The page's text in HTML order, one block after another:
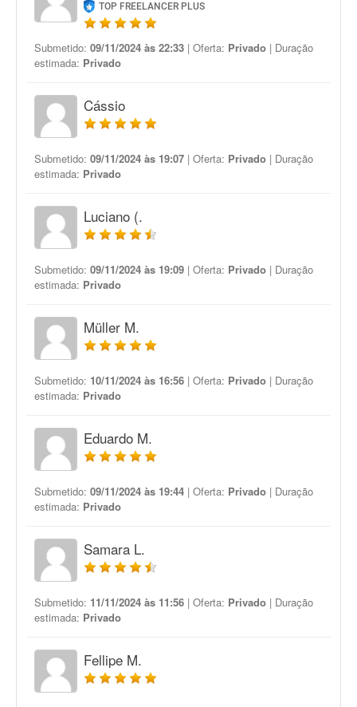
TOP FREELANCER PLUS
Submetido: 09/11/2024 às 22:33 | Oferta: Privado | Duração
estimada: Privado
Cássio
Submetido: 09/11/2024 às 19:07 | Oferta: Privado | Duração
estimada: Privado
Luciano (.
Submetido: 09/11/2024 às 19:09 | Oferta: Privado | Duração
estimada: Privado
Müller M.
Submetido: 10/11/2024 às 16:56 | Oferta: Privado | Duração
estimada: Privado
Eduardo M.
Submetido: 09/11/2024 às 19:44 | Oferta: Privado | Duração
estimada: Privado
Samara L.
Submetido: 11/11/2024 às 11:56 | Oferta: Privado | Duração
estimada: Privado
Fellipe M.